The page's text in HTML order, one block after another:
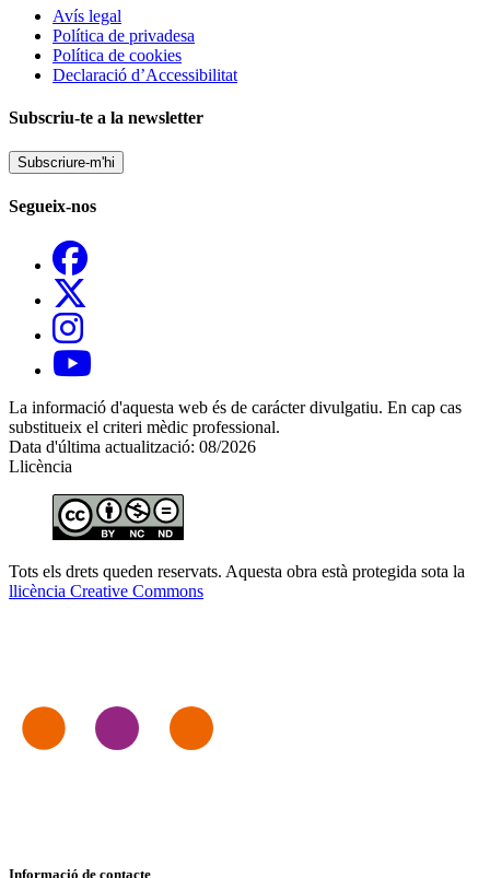
Avís legal
Política de privadesa
Política de cookies
Declaració d’Accessibilitat
Subscriu-te a la newsletter
Subscriure-m'hi
Segueix-nos
La informació d'aquesta web és de carácter divulgatiu. En cap cas
substitueix el criteri mèdic professional.
Data d'última actualització: 08/2026
Llicència
Tots els drets queden reservats. Aquesta obra està protegida sota la
llicència Creative Commons
Informació de contacte